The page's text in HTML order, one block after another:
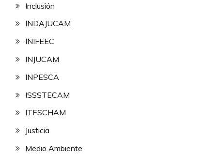
Inclusión
INDAJUCAM
INIFEEC
INJUCAM
INPESCA
ISSSTECAM
ITESCHAM
Justicia
Medio Ambiente